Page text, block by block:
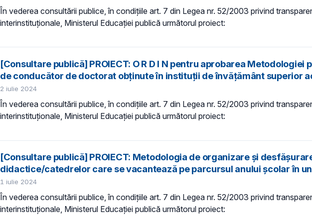
În vederea consultării publice, în condiţiile art. 7 din Legea nr. 52/2003 privind
interinstituționale, Ministerul Educaţiei publică următorul proiect:
[Consultare publică] PROIECT: ​O R D I N pentru aprobarea
de conducător de doctorat obținute în instituții de învățământ superior
2 iulie 2024
În vederea consultării publice, în condiţiile art. 7 din Legea nr. 52/2003 privind
interinstituționale, Ministerul Educaţiei publică următorul proiect:
[Consultare publică] PROIECT: Metodologia de organizare și
didactice/catedrelor care se vacantează pe parcursul anului școlar în
1 iulie 2024
În vederea consultării publice, în condiţiile art. 7 din Legea nr. 52/2003 privind
interinstituționale, Ministerul Educaţiei publică următorul proiect: